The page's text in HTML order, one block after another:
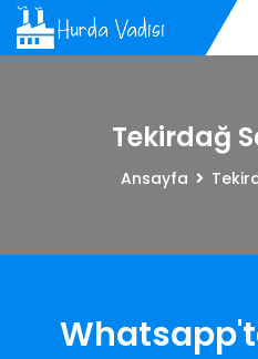
Tekirdağ
Ansayfa